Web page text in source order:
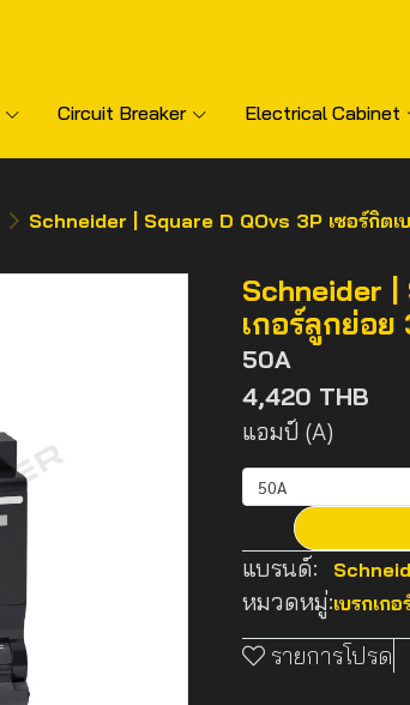
Circuit Breaker Electrical Cabinet
Schneider | Square D QOvs 3P เซอร์กิต
Schneider |
เกอร์ลูกย่อย
50A
4,420 THB
แอมป์ (A)
50A
แบรนด์:
หมวดหมู่:เบรกเกอ
รายการโปรด